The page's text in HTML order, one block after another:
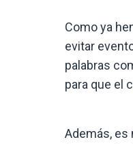
Como ya
evitar
palabras
para que el
Además, es